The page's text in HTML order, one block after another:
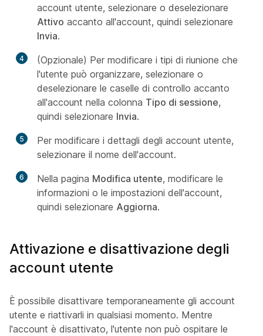
account utente, selezionare o deselezionare
Attivo accanto all'account, quindi selezionare
Invia.
4
(Opzionale) Per modificare i tipi di riunione che
l'utente può organizzare, selezionare o
deselezionare le caselle di controllo accanto
all'account nella colonna Tipo di sessione,
quindi selezionare Invia.
5
Per modificare i dettagli degli account utente,
selezionare il nome dell'account.
6 Nella pagina Modifica utente, modificare le
informazioni o le impostazioni dell'account,
quindi selezionare Aggiorna.
Attivazione e disattivazione degli
account utente
È possibile disattivare temporaneamente gli account
utente e riattivarli in qualsiasi momento. Mentre
l'account è disattivato, l'utente non può ospitare le